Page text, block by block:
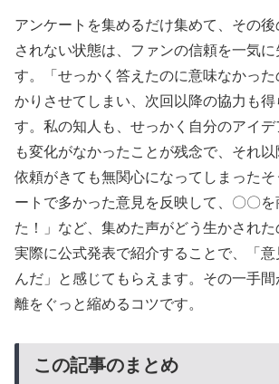
アンケートを集めるだけ集めて、その
されない状態は、ファンの信頼を一気に
す。「せっかく答えたのに意味なかっ
かりさせてしまい、次回以降の協力も得
す。私の知人も、せっかく自分のアイ
も変化がなかったことが残念で、それ
依頼がきても無関心になってしまった
ートで多かった意見を反映して、〇〇を
た！」など、集めた声がどう生かされた
実際に公式発表で紹介することで、「意
んだ」と感じてもらえます。その一手
離をぐっと縮めるコツです。
この記事のまとめ